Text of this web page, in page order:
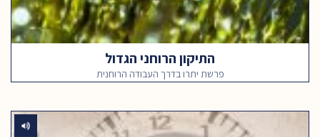
התיקון הרוחני הגדול
פרשת יתרו בדרך העבודה הרוחנית